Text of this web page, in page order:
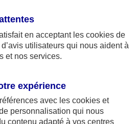
axa.fr.
et AXA France Vie sont
en opérations de
(consultable
)
en acceptant les cookies de
utilisateurs qui nous aident à
et nos services.
expérience
avec les cookies et
personnalisation qui nous
contenu adapté à vos centres